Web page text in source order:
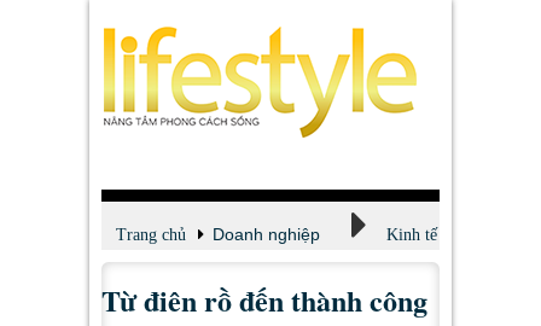
Trang chủ Doanh nghiệp Kinh tế
Từ điên rồ đến thành công